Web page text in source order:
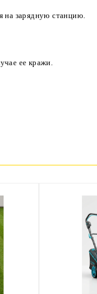
на зарядную станцию.
ее кражи.